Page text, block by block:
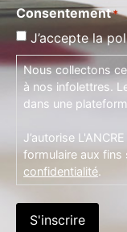
Consentement*
J’accepte la
Nous collectons
à nos infolettres.
dans une
J’autorise
formulaire aux fins
confidentialité.
S'inscrire